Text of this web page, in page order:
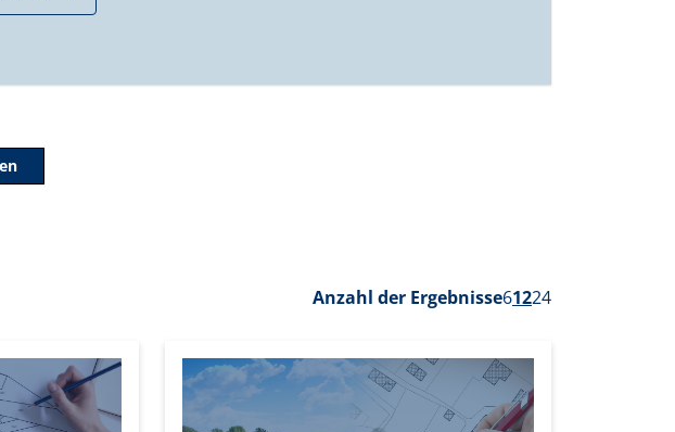
Anzahl der Ergebnisse61224